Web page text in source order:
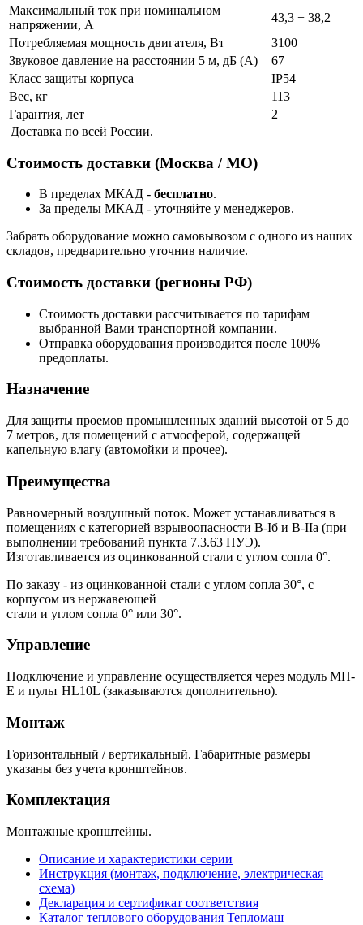
Максимальный ток при номинальном
напряжении, А
43,3 + 38,2
Потребляемая мощность двигателя, Вт
3100
Звуковое давление на расстоянии 5 м, дБ (А)
67
Класс защиты корпуса
IP54
Вес, кг
113
Гарантия, лет
2
Доставка по всей России.
Стоимость доставки (Москва / МО)
В пределах МКАД - бесплатно.
За пределы МКАД - уточняйте у менеджеров.
Забрать оборудование можно самовывозом с одного из наших
складов, предварительно уточнив наличие.
Стоимость доставки (регионы РФ)
Стоимость доставки рассчитывается по тарифам
выбранной Вами транспортной компании.
Отправка оборудования производится после 100%
предоплаты.
Назначение
Для защиты проемов промышленных зданий высотой от 5 до
7 метров, для помещений с атмосферой, содержащей
капельную влагу (автомойки и прочее).
Преимущества
Равномерный воздушный поток. Может устанавливаться в
помещениях с категорией взрывоопасности B-Iб и В-IIа (при
выполнении требований пункта 7.3.63 ПУЭ).
Изготавливается из оцинкованной стали с углом сопла 0°.
По заказу - из оцинкованной стали с углом сопла 30°, с
корпусом из нержавеющей
стали и углом сопла 0° или 30°.
Управление
Подключение и управление осуществляется через модуль МП-
Е и пульт HL10L (заказываются дополнительно).
Монтаж
Горизонтальный / вертикальный. Габаритные размеры
указаны без учета кронштейнов.
Комплектация
Монтажные кронштейны.
Описание и характеристики серии
Инструкция (монтаж, подключение, электрическая
схема)
Декларация и сертификат соответствия
Каталог теплового оборудования Тепломаш